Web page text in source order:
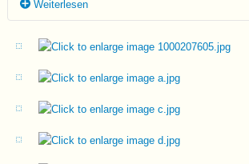
Weiterlesen
Vorgeschichte
von einer jungen Frau versorgt, die sich dort
Blick. Eines Tages war Theo jedoch plötzlich
ihn einige Tage später wiederfand, entschied sie
länger seinem Schicksal zu überlassen und